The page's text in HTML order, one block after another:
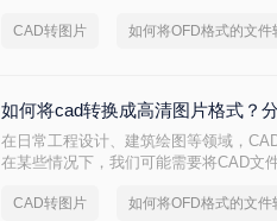
CAD转图片
如何将cad转换成高清图片格式？
在日常工程设计、建筑绘图等领域，
在某些情况下，我们可能需要将CAD文
图片格式的方法。
CAD转图片